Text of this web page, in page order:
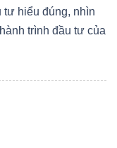
tư hiểu đúng, nhìn
trình đầu tư của